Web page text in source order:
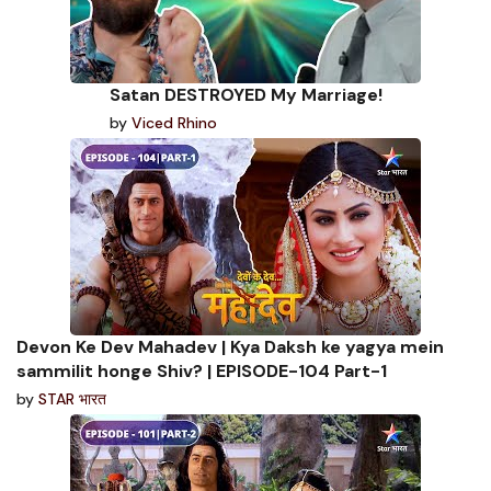
Satan DESTROYED My Marriage!
by Viced Rhino
Devon Ke Dev Mahadev | Kya Daksh ke yagya mein
sammilit honge Shiv? | EPISODE-104 Part-1
by STAR भारत